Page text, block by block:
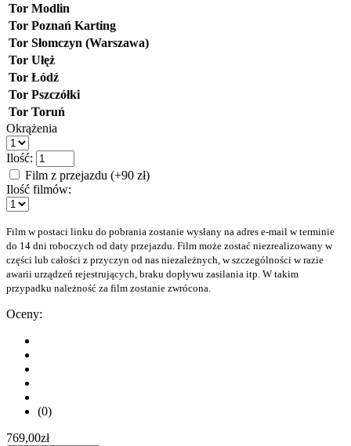
Tor Modlin
Tor Poznań Karting
Tor Słomczyn (Warszawa)
Tor Ułęż
Tor Łódź
Tor Pszczółki
Tor Toruń
Okrążenia
Ilość:
Film z przejazdu (+90 zł)
Ilość filmów:
Film w postaci linku do pobrania zostanie wysłany na adres e-mail w terminie
do 14 dni roboczych od daty przejazdu. Film może zostać niezrealizowany w
części lub całości z przyczyn od nas niezależnych, w szczególności w razie
awarii urządzeń rejestrujących, braku dopływu zasilania itp. W takim
przypadku należność za film zostanie zwrócona.
Oceny:
(0)
769,00zł